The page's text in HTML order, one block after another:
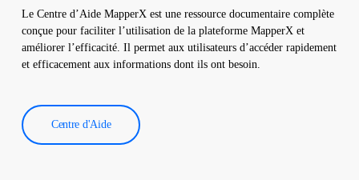
notre logiciel, qui génère un rapport complet. Ces rapports sont
utilisés pour améliorer l’efficacité des centrales solaires et
réduire les coûts d’exploitation.
Le Centre d’Aide MapperX est une ressource documentaire complète
conçue pour faciliter l’utilisation de la plateforme MapperX et
améliorer l’efficacité. Il permet aux utilisateurs d’accéder rapidement
et efficacement aux informations dont ils ont besoin.
Centre d'Aide